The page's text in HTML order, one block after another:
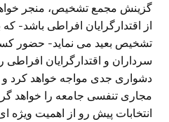
گزینش مجمع تشخیص، منجر
از اقتدارگرایان افراطی باشد-
تشخیص بعید می نماید- حضور
سرداران و اقتدارگرایان
دشواری جدی مواجه خواهد کرد
مجاری تنفسی جامعه را خواهد
انتخابات پیش رو از اهمیت ویژه